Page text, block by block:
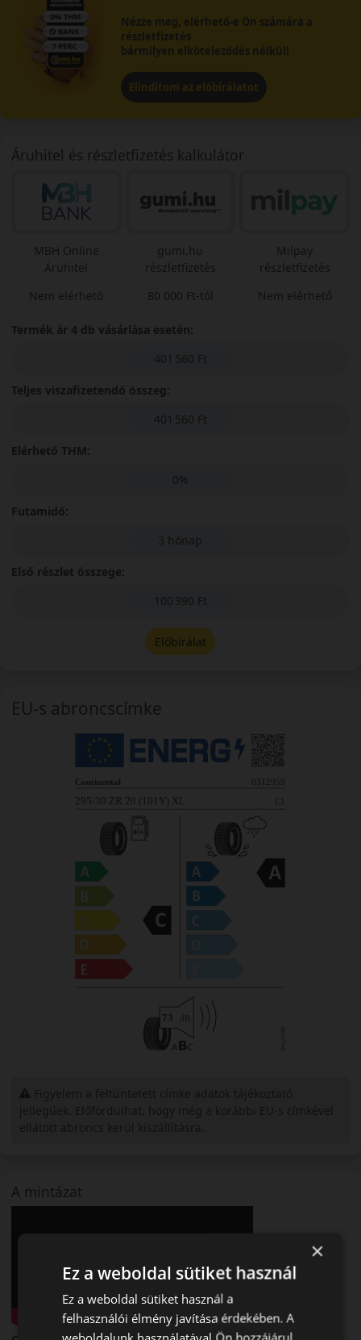
Nézze meg, elérhető-e Ön számára a
részletfizetés
bármilyen elköteleződés nélkül!
Elindítom az előbírálatot
A mintázat
Áruhitel és részletfizetés kalkulátor
MBH Online
Áruhitel
Nem elérhető
gumi.hu
részletfizetés
80 000 Ft-tól
Milpay
részletfizetés
Nem elérhető
Termék ár 4 db vásárlása esetén:
401 560 Ft
Teljes viszafizetendő összeg:
401 560 Ft
Elérhető THM:
0%
Futamidő:
3 hónap
Első részlet összege:
100 390 Ft
Előbírálat
EU-s abroncscímke
×
Ez a weboldal sütiket használ
Ez a weboldal sütiket használ a
felhasználói élmény javítása érdekében. A
weboldalunk használatával Ön hozzájárul